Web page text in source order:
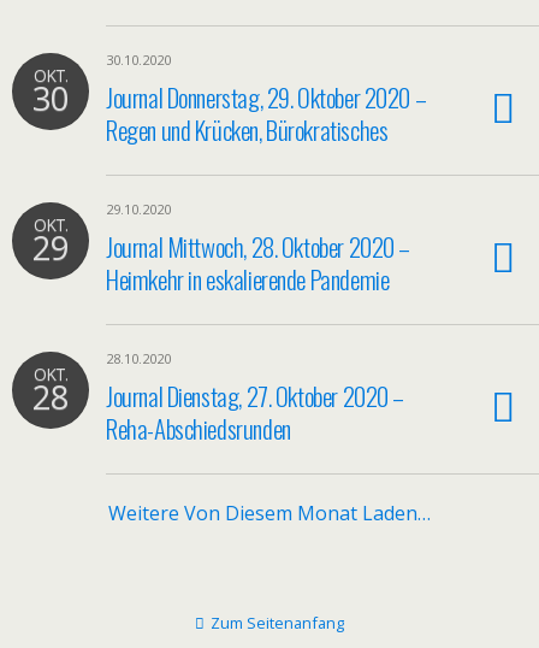
OKT.
30
30.10.2020
Journal Donnerstag, 29. Oktober 2020 –
Regen und Krücken, Bürokratisches
OKT.
29
29.10.2020
Journal Mittwoch, 28. Oktober 2020 –
Heimkehr in eskalierende Pandemie
OKT.
28
28.10.2020
Journal Dienstag, 27. Oktober 2020 –
Reha-Abschiedsrunden
Weitere Von Diesem Monat Laden…
Zum Seitenanfang